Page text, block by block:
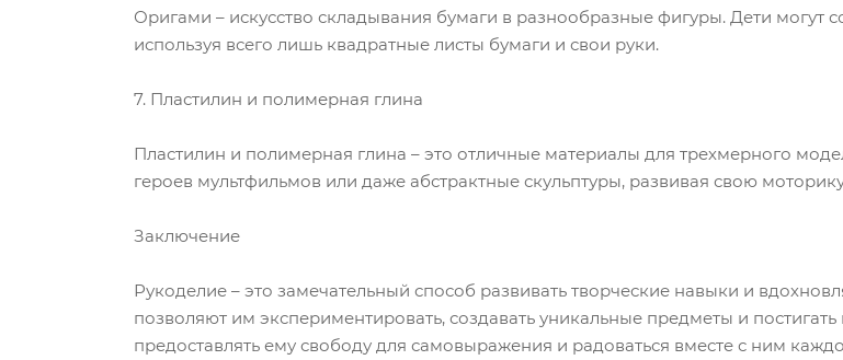
Оригами – искусство складывания бумаги в разнообразные фигуры. Дети могут
используя всего лишь квадратные листы бумаги и свои руки.
7. Пластилин и полимерная глина
Пластилин и полимерная глина – это отличные материалы для трехмерного
героев мультфильмов или даже абстрактные скульптуры, развивая свою
Заключение
Рукоделие – это замечательный способ развивать творческие навыки и
позволяют им экспериментировать, создавать уникальные предметы и
предоставлять ему свободу для самовыражения и радоваться вместе с ним